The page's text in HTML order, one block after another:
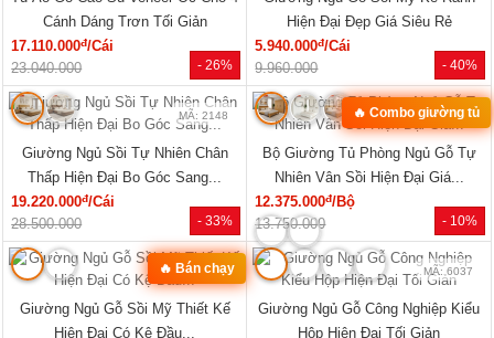
- 25% - 31%
đ
111.170.000
NỘI THẤT PHÒNG NGỦ Xem tất cả »
🔥 Mẫu bán chạy 🔥 Giá tốt nhất tháng